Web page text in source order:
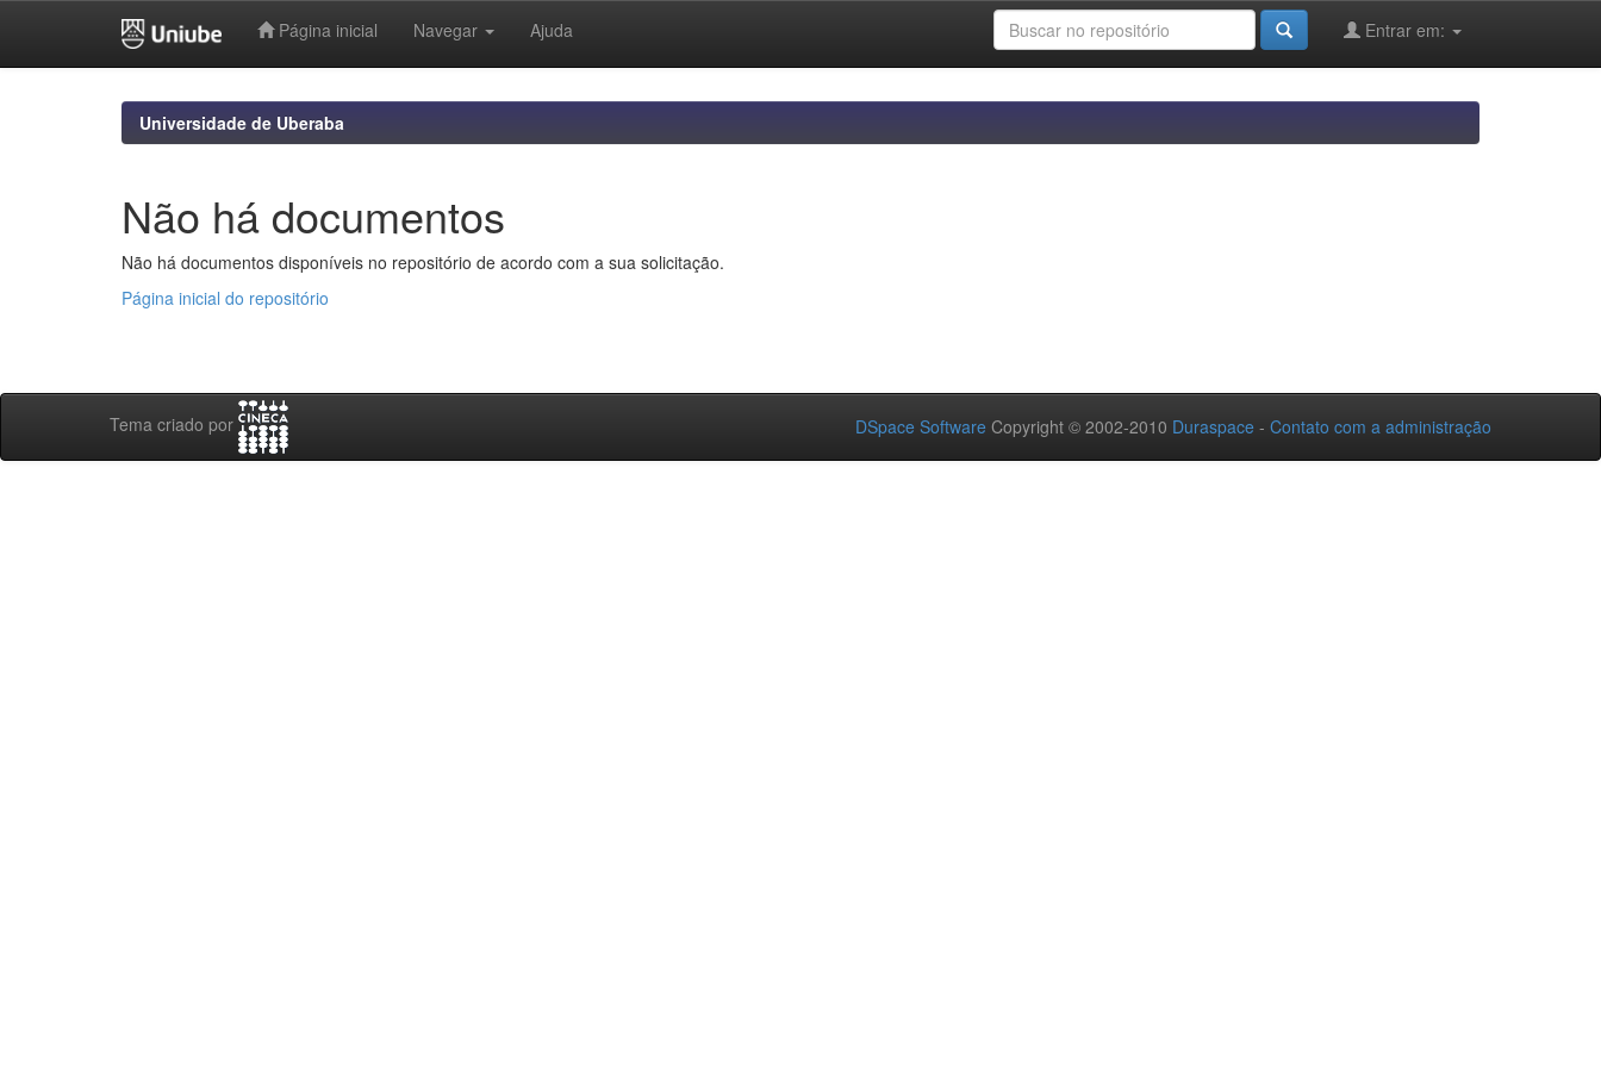
Página inicial Navegar Ajuda Entrar em:
Universidade de Uberaba
Não há documentos
Não há documentos disponíveis no repositório de acordo com a sua solicitação.
Página inicial do repositório
Tema criado por DSpace Software Copyright © 2002-2010 Duraspace - Contato com a administração